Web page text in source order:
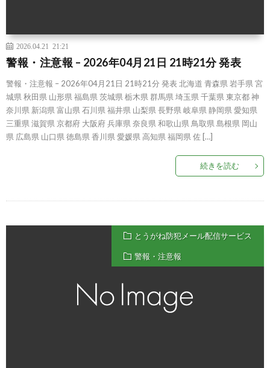
2026.04.21 21:21
警報・注意報 – 2026年04月21日 21時21分 発表
警報・注意報 – 2026年04月21日 21時21分 発表 北海道 青森県 岩手県 宮
城県 秋田県 山形県 福島県 茨城県 栃木県 群馬県 埼玉県 千葉県 東京都 神
奈川県 新潟県 富山県 石川県 福井県 山梨県 長野県 岐阜県 静岡県 愛知県
三重県 滋賀県 京都府 大阪府 兵庫県 奈良県 和歌山県 鳥取県 島根県 岡山
県 広島県 山口県 徳島県 香川県 愛媛県 高知県 福岡県 佐 […]
続きを読む
とうがね防犯メール配信サービス
警報・注意報